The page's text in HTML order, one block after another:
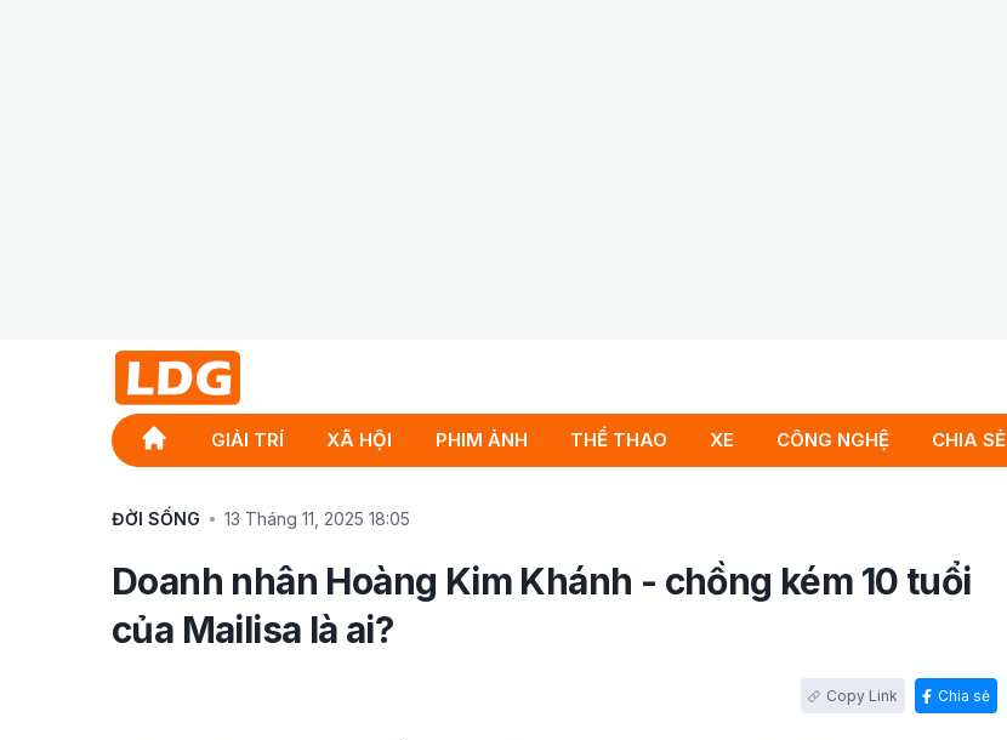
GIẢI TRÍ XÃ HỘI PHIM ẢNH THỂ THAO XE CÔNG NGHỆ CHIA SẺ
ĐỜI SỐNG 13 Tháng 11, 2025 18:05
Doanh nhân Hoàng Kim Khánh - chồng kém 10 tuổi
của Mailisa là ai?
Chia sẻ